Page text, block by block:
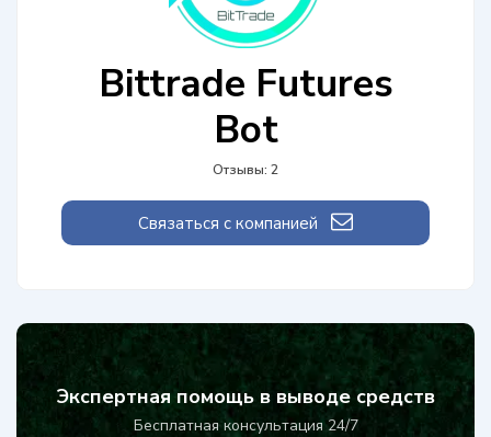
Bittrade Futures
Bot
Отзывы: 2
Связаться с компанией
Экспертная помощь в выводе средств
Бесплатная консультация 24/7